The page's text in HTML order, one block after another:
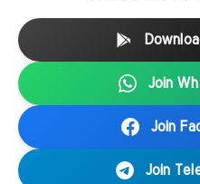
Join
Join
Join